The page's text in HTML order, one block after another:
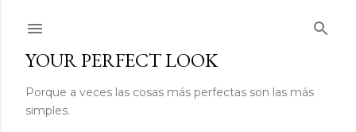
YOUR PERFECT LOOK
Porque a veces las cosas más perfectas son las más
simples.